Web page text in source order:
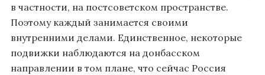
в частности, на постсоветском пространстве.
Поэтому каждый занимается своими
внутренними делами. Единственное, некоторые
подвижки наблюдаются на донбасском
направлении в том плане, что сейчас Россия